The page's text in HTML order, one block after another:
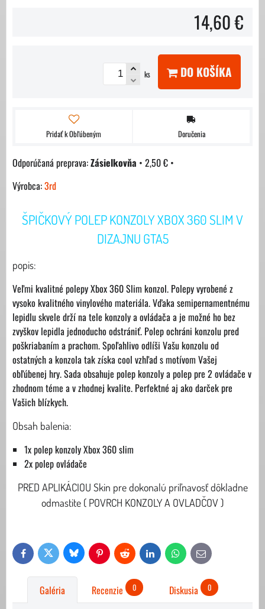
14,60 €
ks DO KOŠÍKA
Pridať k Obľúbeným Doručenia
Zásielkovňa • 2,50 € •
Výrobca:3rd
ŠPIČKOVÝ POLEP KONZOLY XBOX 360 SLIM V
DIZAJNU GTA5
popis:
Veľmi kvalitné polepy Xbox 360 Slim konzol. Polepy vyrobené z
vysoko kvalitného vinylového materiála. Vďaka semipernamentnému
lepidlu skvele drží na tele konzoly a ovládača a je možné ho bez
zvyškov lepidla jednoducho odstrániť. Polep ochráni konzolu pred
poškriabaním a prachom. Spoľahlivo odlíši Vašu konzolu od
ostatných a konzola tak získa cool vzhľad s motívom Vašej
obľúbenej hry. Sada obsahuje polep konzoly a polep pre 2 ovládače v
zhodnom téme a v zhodnej kvalite. Perfektné aj ako darček pre
Vašich blízkych.
Obsah balenia:
1x polep konzoly Xbox 360 slim
2x polep ovládače
PRED APLIKÁCIOU Skin pre dokonalú priľnavosť dôkladne
odmastite ( POVRCH KONZOLY A OVLADČOV )
FacebookTwitter Bluesky PinterestReddit LinkedIn WhatsAppE-
mail
Galéria Recenzie 0 Diskusia 0